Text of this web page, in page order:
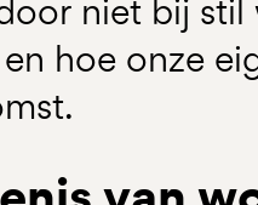
niet bij
hoe onze